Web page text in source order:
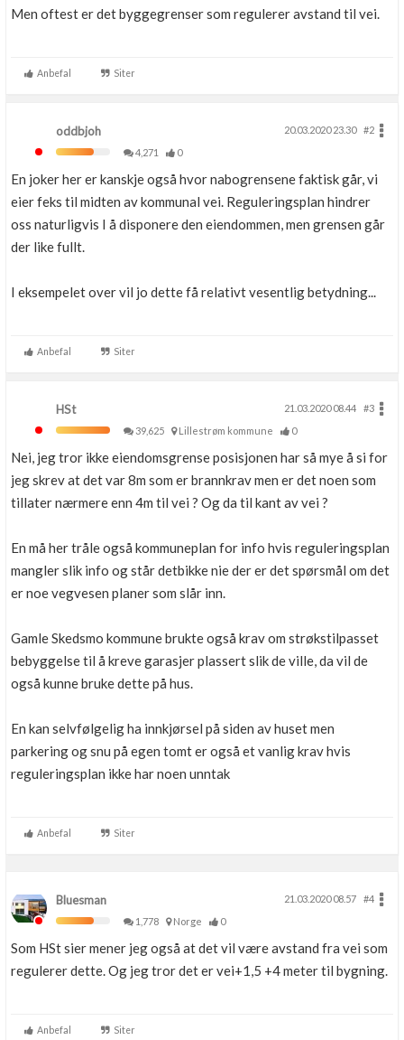
Men oftest er det byggegrenser som regulerer avstand til vei.
Anbefal Siter
oddbjoh 20.03.2020 23.30
#2
4,271
0
En joker her er kanskje også hvor nabogrensene faktisk går, vi
eier feks til midten av kommunal vei. Reguleringsplan hindrer
oss naturligvis I å disponere den eiendommen, men grensen går
der like fullt.
I eksempelet over vil jo dette få relativt vesentlig betydning...
Anbefal Siter
HSt 21.03.2020 08.44
#3
39,625
Lillestrøm kommune 0
Nei, jeg tror ikke eiendomsgrense posisjonen har så mye å si for
jeg skrev at det var 8m som er brannkrav men er det noen som
tillater nærmere enn 4m til vei ? Og da til kant av vei ?
En må her tråle også kommuneplan for info hvis reguleringsplan
mangler slik info og står detbikke nie der er det spørsmål om det
er noe vegvesen planer som slår inn.
Gamle Skedsmo kommune brukte også krav om strøkstilpasset
bebyggelse til å kreve garasjer plassert slik de ville, da vil de
også kunne bruke dette på hus.
En kan selvfølgelig ha innkjørsel på siden av huset men
parkering og snu på egen tomt er også et vanlig krav hvis
reguleringsplan ikke har noen unntak
Anbefal Siter
Bluesman 21.03.2020 08.57
#4
1,778
Norge 0
Som HSt sier mener jeg også at det vil være avstand fra vei som
regulerer dette. Og jeg tror det er vei+1,5 +4 meter til bygning.
Anbefal Siter